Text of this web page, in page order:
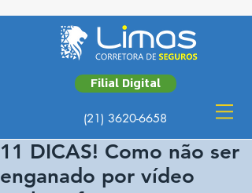
Filial Digital
(21) 3620-6658
11 DICAS! Como não ser
enganado por vídeo